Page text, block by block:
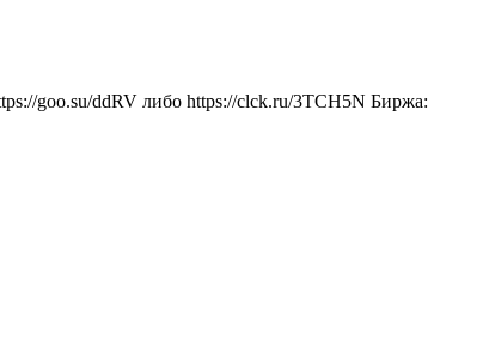
goo.su/ddRV либо https://clck.ru/3TCH5N Биржа: